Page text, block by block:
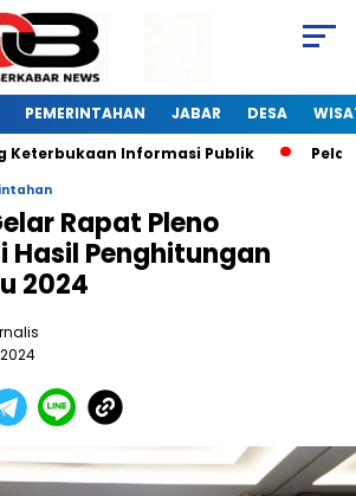
PEMERINTAHAN JABAR DESA
Informasi Publik
Pelatihan
Rapat Pleno
Hasil Penghitungan
2024